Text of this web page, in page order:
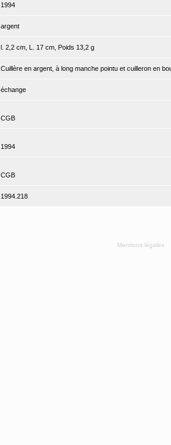
1994
argent
l. 2,2 cm, L. 17 cm, Poids 13,2 g
Cuillère en argent, à long manche pointu et cuilleron en
échange
CGB
1994
CGB
1994.218
Mentions légales